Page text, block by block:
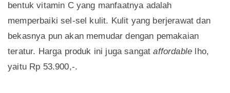
bentuk vitamin C yang manfaatnya adalah
memperbaiki sel-sel kulit. Kulit yang berjerawat dan
bekasnya pun akan memudar dengan pemakaian
teratur. Harga produk ini juga sangataffordable
lho,
yaitu Rp 53.900,-.